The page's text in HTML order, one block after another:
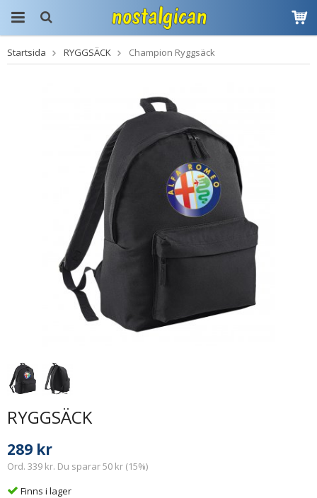
Produkten har blivit
tillagd i varukorgen
Startsida RYGGSÄCK Champion Ryggsäck
RYGGSÄCK
289 kr
Ord. 339 kr. Du sparar 50 kr (15%)
Finns i lager